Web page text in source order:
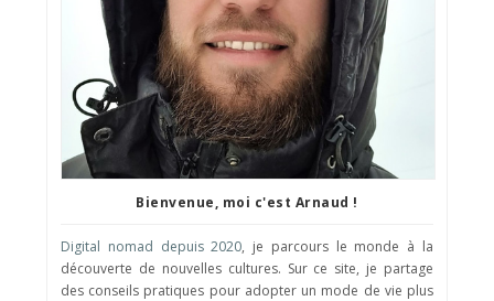
Bienvenue, moi c'est Arnaud !
Digital nomad depuis 2020, je parcours le monde à la
découverte de nouvelles cultures. Sur ce site, je partage
des conseils pratiques pour adopter un mode de vie plus